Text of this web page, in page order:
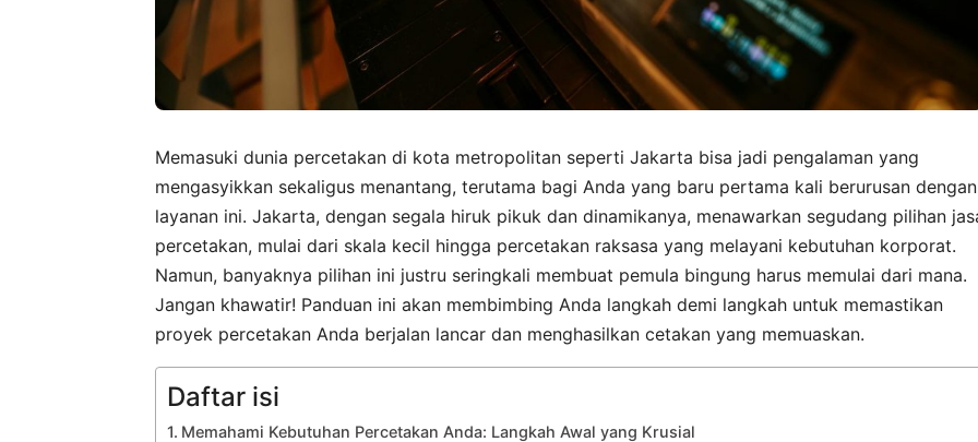
Memasuki dunia percetakan di kota metropolitan seperti Jakarta bisa jadi pengalaman yang
mengasyikkan sekaligus menantang, terutama bagi Anda yang baru pertama kali berurusan dengan
layanan ini. Jakarta, dengan segala hiruk pikuk dan dinamikanya, menawarkan segudang pilihan
percetakan, mulai dari skala kecil hingga percetakan raksasa yang melayani kebutuhan korporat.
Namun, banyaknya pilihan ini justru seringkali membuat pemula bingung harus memulai dari mana.
Jangan khawatir! Panduan ini akan membimbing Anda langkah demi langkah untuk memastikan
proyek percetakan Anda berjalan lancar dan menghasilkan cetakan yang memuaskan.
Daftar isi
Memahami Kebutuhan Percetakan Anda: Langkah Awal yang Krusial